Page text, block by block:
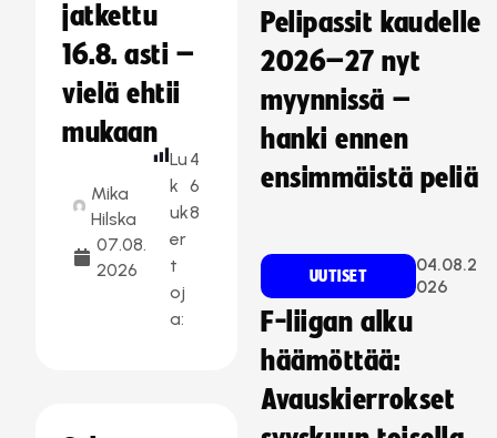
jatkettu
16.8. asti –
vielä ehtii
mukaan
Mika
Hilska
07.08.
2026
Lu
k
uk
er
t
oj
a:
4
6
8
Pelipassit kaudelle
2026–27 nyt
myynnissä –
hanki ennen
ensimmäistä peliä
UUTISET
04.08.2
026
F-liigan alku
häämöttää:
Avauskierrokset